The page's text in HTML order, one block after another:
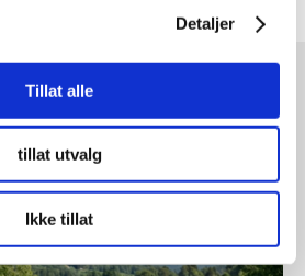
Detaljer
Tillat alle
tillat utvalg
Ikke tillat
SISTE NYTT